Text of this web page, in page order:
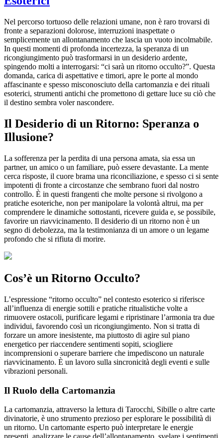
Nel percorso tortuoso delle relazioni umane, non è raro trovarsi di
fronte a separazioni dolorose, interruzioni inaspettate o
semplicemente un allontanamento che lascia un vuoto incolmabile.
In questi momenti di profonda incertezza, la speranza di un
ricongiungimento può trasformarsi in un desiderio ardente,
spingendo molti a interrogarsi: “ci sarà un ritorno occulto?”. Questa
domanda, carica di aspettative e timori, apre le porte al mondo
affascinante e spesso misconosciuto della cartomanzia e dei rituali
esoterici, strumenti antichi che promettono di gettare luce su ciò che
il destino sembra voler nascondere.
Il Desiderio di un Ritorno: Speranza o
Illusione?
La sofferenza per la perdita di una persona amata, sia essa un
partner, un amico o un familiare, può essere devastante. La mente
cerca risposte, il cuore brama una riconciliazione, e spesso ci si sente
impotenti di fronte a circostanze che sembrano fuori dal nostro
controllo. È in questi frangenti che molte persone si rivolgono a
pratiche esoteriche, non per manipolare la volontà altrui, ma per
comprendere le dinamiche sottostanti, ricevere guida e, se possibile,
favorire un riavvicinamento. Il desiderio di un ritorno non è un
segno di debolezza, ma la testimonianza di un amore o un legame
profondo che si rifiuta di morire.
Cos’è un Ritorno Occulto?
L’espressione “ritorno occulto” nel contesto esoterico si riferisce
all’influenza di energie sottili e pratiche ritualistiche volte a
rimuovere ostacoli, purificare legami e ripristinare l’armonia tra due
individui, favorendo così un ricongiungimento. Non si tratta di
forzare un amore inesistente, ma piuttosto di agire sul piano
energetico per riaccendere sentimenti sopiti, sciogliere
incomprensioni o superare barriere che impediscono un naturale
riavvicinamento. È un lavoro sulla sincronicità degli eventi e sulle
vibrazioni personali.
Il Ruolo della Cartomanzia
La cartomanzia, attraverso la lettura di Tarocchi, Sibille o altre carte
divinatorie, è uno strumento prezioso per esplorare le possibilità di
un ritorno. Un cartomante esperto può interpretare le energie